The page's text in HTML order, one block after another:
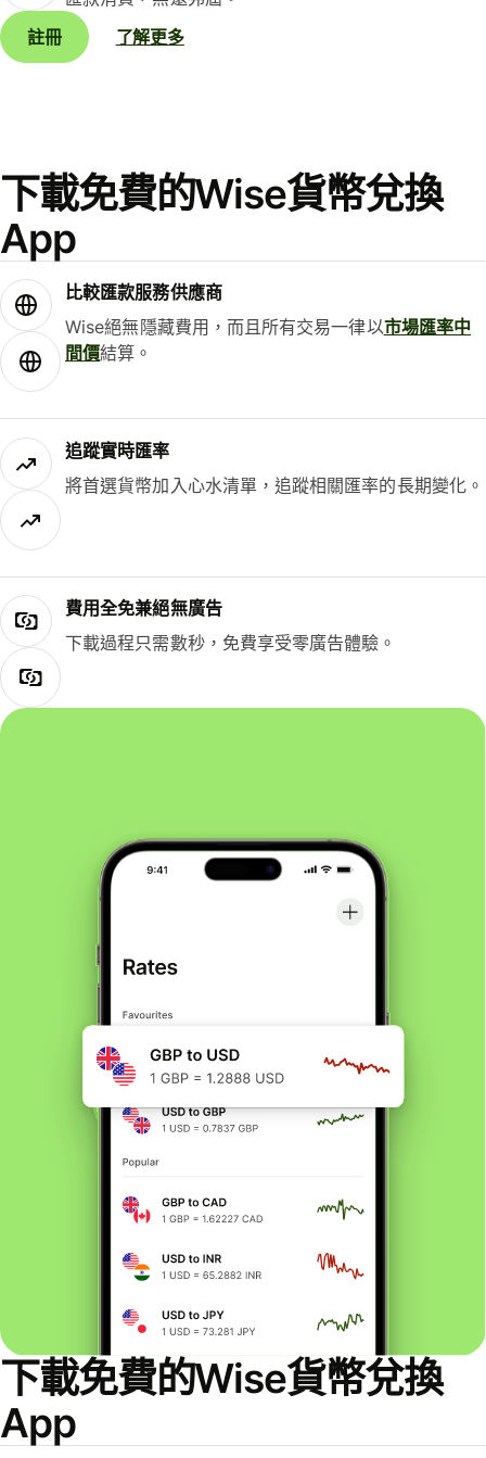
註冊
了解更多
下載免費的Wise貨幣兌換
App
比較匯款服務供應商
Wise絕無隱藏費用，而且所有交易一律以市場匯率中
間價結算。
追蹤實時匯率
將首選貨幣加入心水清單，追蹤相關匯率的長期變化。
費用全免兼絕無廣告
下載過程只需數秒，免費享受零廣告體驗。
下載免費的Wise貨幣兌換
App